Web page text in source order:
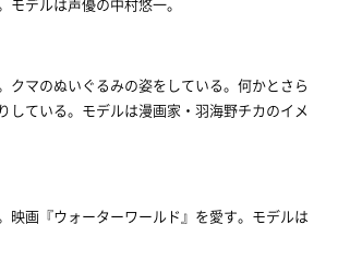
クマのぬいぐるみの姿をしている。何かとさら
している。モデルは漫画家・羽海野チカのイメ
映画『ウォーターワールド』を愛す。モデルは